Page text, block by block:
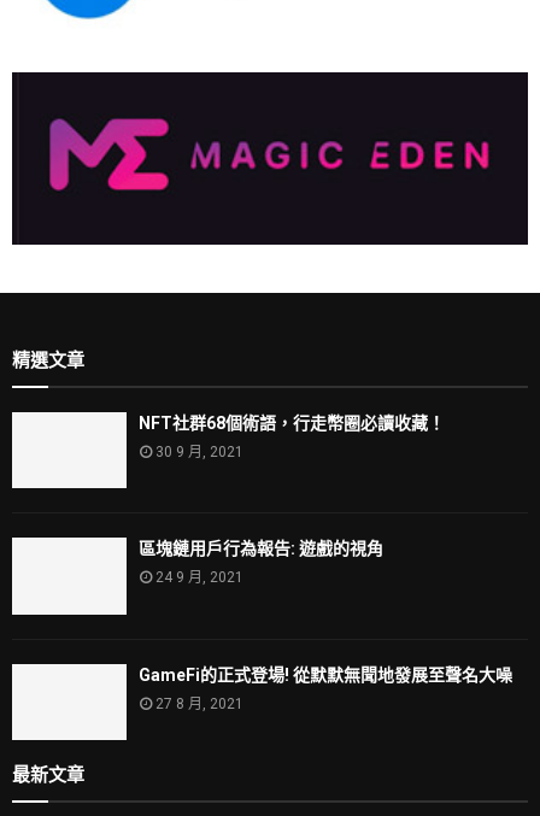
精選文章
NFT社群68個術語，行走幣圈必讀收藏！
30 9 月, 2021
區塊鏈用戶行為報告: 遊戲的視角
24 9 月, 2021
GameFi的正式登場! 從默默無聞地發展至聲名大噪
27 8 月, 2021
最新文章